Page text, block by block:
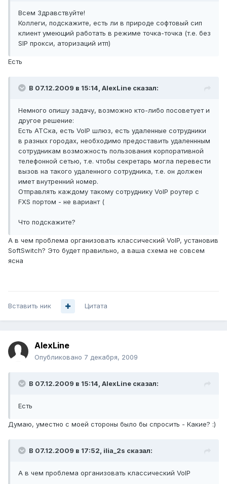
Всем Здравствуйте!
Коллеги, подскажите, есть ли в природе софтовый сип
клиент умеющий работать в режиме точка-точка (т.е. без
SIP прокси, аторизаций итп)
Есть
В 07.12.2009 в 15:14, AlexLine сказал:
Немного опишу задачу, возможно кто-либо посоветует и
другое решение:
Есть АТСка, есть VoIP шлюз, есть удаленные сотрудники
в разных городах, необходимо предоставить удаленнным
сотрудникам возможность пользования корпоративной
телефонной сетью, т.е. чтобы секретарь могла перевести
вызов на такого удаленного сотрудника, т.е. он должен
имет внутренний номер.
Отправлять каждому такому сотруднику VoIP роутер с
FXS портом - не вариант (
Что подскажите?
А в чем проблема организовать классический VoIP, установив
SoftSwitch? Это будет правильно, а ваша схема не совсем
ясна
Вставить ник Цитата
AlexLine
Опубликовано 7 декабря, 2009
В 07.12.2009 в 15:14, AlexLine сказал:
Есть
Думаю, уместно с моей стороны было бы спросить - Какие? :)
В 07.12.2009 в 17:52, ilia_2s сказал:
А в чем проблема организовать классический VoIP